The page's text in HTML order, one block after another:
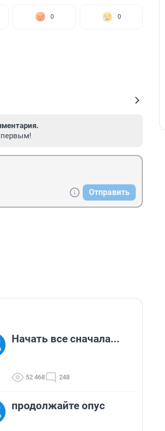
0 0
первым!
Отправить
Начать все сначала...
52 468 248
продолжайте опус